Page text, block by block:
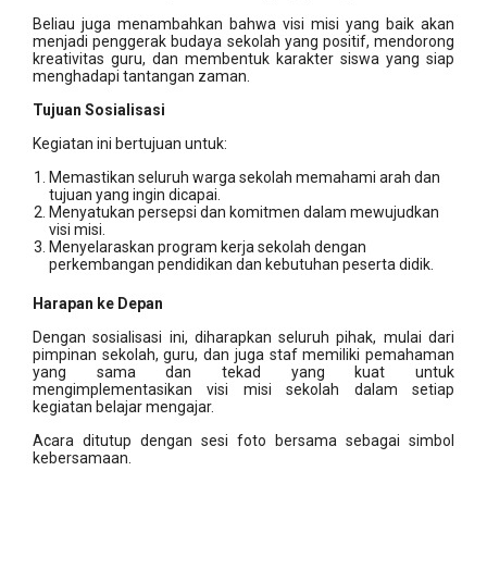
Beliau juga menambahkan bahwa visi misi yang baik akan
menjadi penggerak budaya sekolah yang positif, mendorong
kreativitas guru, dan membentuk karakter siswa yang siap
menghadapi tantangan zaman.
Tujuan Sosialisasi
Kegiatan ini bertujuan untuk:
Memastikan seluruh warga sekolah memahami arah dan
tujuan yang ingin dicapai.
Menyatukan persepsi dan komitmen dalam mewujudkan
visi misi.
Menyelaraskan program kerja sekolah dengan
perkembangan pendidikan dan kebutuhan peserta didik.
Harapan ke Depan
Dengan sosialisasi ini, diharapkan seluruh pihak, mulai dari
pimpinan sekolah, guru, dan juga staf memiliki pemahaman
yang sama dan tekad yang kuat untuk
mengimplementasikan visi misi sekolah dalam setiap
kegiatan belajar mengajar.
Acara ditutup dengan sesi foto bersama sebagai simbol
kebersamaan.